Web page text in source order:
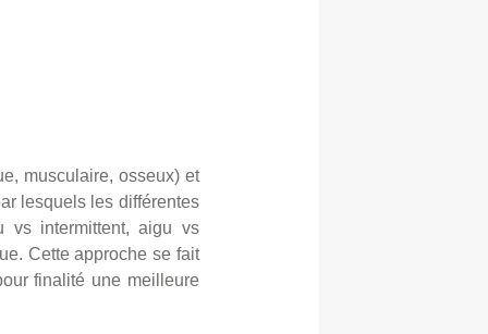
musculaire, osseux) et
lesquels les différentes
vs intermittent, aigu vs
Cette approche se fait
finalité une meilleure